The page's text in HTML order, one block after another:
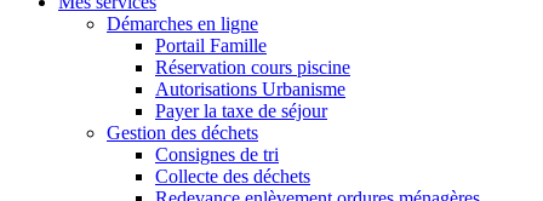
Démarches en ligne
Portail Famille
Réservation cours piscine
Autorisations Urbanisme
Payer la taxe de séjour
Gestion des déchets
Consignes de tri
Collecte des déchets